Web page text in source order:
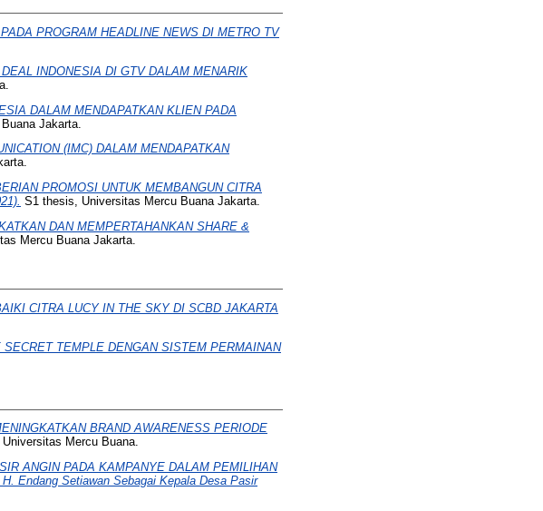
PROGRAM HEADLINE NEWS DI METRO TV
INDONESIA DI GTV DALAM MENARIK
DALAM MENDAPATKAN KLIEN PADA
Jakarta.
(IMC) DALAM MENDAPATKAN
PROMOSI UNTUK MEMBANGUN CITRA
S1 thesis, Universitas Mercu Buana Jakarta.
DAN MEMPERTAHANKAN SHARE &
Mercu Buana Jakarta.
CITRA LUCY IN THE SKY DI SCBD JAKARTA
TEMPLE DENGAN SISTEM PERMAINAN
BRAND AWARENESS PERIODE
Mercu Buana.
ANGIN PADA KAMPANYE DALAM PEMILIHAN
Endang Setiawan Sebagai Kepala Desa Pasir